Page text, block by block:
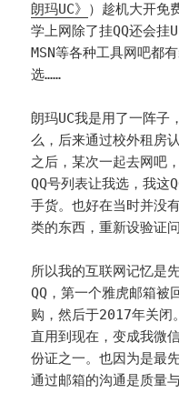
朗玛UC》 ）趁机大开免
学上网除了挂QQ还会挂
MSN等各种工具网吧都
选……
朗玛UC我是用了一阵子
么，后来通过校外租房
之后，某次一起去网吧
QQ号列表让我选，我这
手货。也好在当时并没
类的东西，重新设验证
所以我的互联网记忆是
QQ，第一个雅虎邮箱被
购，然后于2017年关闭
直用到现在，变成我微
份证之一。也因为是最
通过邮箱的沟通是质量